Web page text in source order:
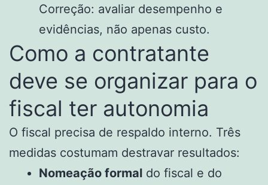
Correção: avaliar desempenho e
evidências, não apenas custo.
Como a contratante
deve se organizar para o
fiscal ter autonomia
O fiscal precisa de respaldo interno. Três
medidas costumam destravar resultados:
Nomeação formal do fiscal e do